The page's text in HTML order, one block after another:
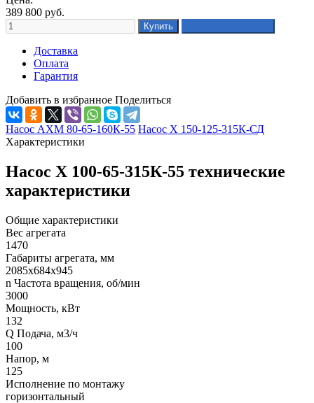
389 800 руб.
Доставка
Оплата
Гарантия
Добавить в избранное Поделиться
Насос АХМ 80-65-160К-55 Насос Х 150-125-315К-СД
Характеристики
Насос Х 100-65-315К-55 технические
характеристики
Общие характеристики
Вес агрегата
1470
Габариты агрегата, мм
2085х684х945
n Частота вращения, об/мин
3000
Мощность, кВт
132
Q Подача, м3/ч
100
Напор, м
125
Исполнение по монтажу
горизонтальный